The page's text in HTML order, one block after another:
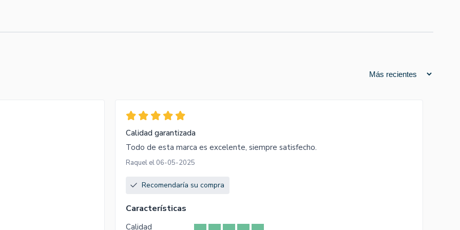
Calidad garantizada
Todo de esta marca es excelente, siempre satisfecho.
Raquel el 06-05-2025
Recomendaría su compra
Características
Calidad